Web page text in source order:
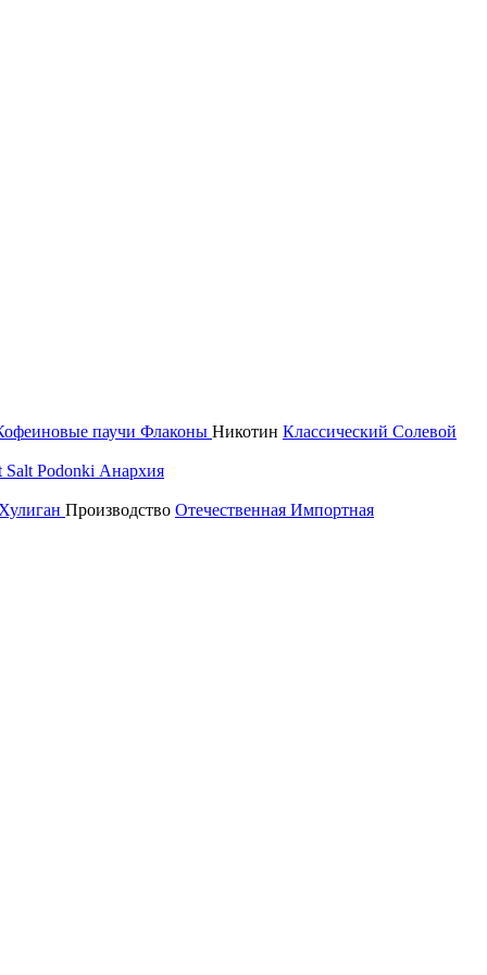
паучи Флаконы Никотин Классический Солевой
Salt Podonki Анархия
Производство Отечественная Импортная